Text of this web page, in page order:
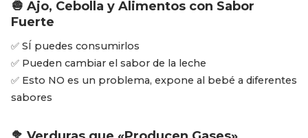
🧅 Ajo, Cebolla y Alimentos con Sabor
Fuerte
✅ SÍ puedes consumirlos
✅ Pueden cambiar el sabor de la leche
✅ Esto NO es un problema, expone al bebé a diferentes
sabores